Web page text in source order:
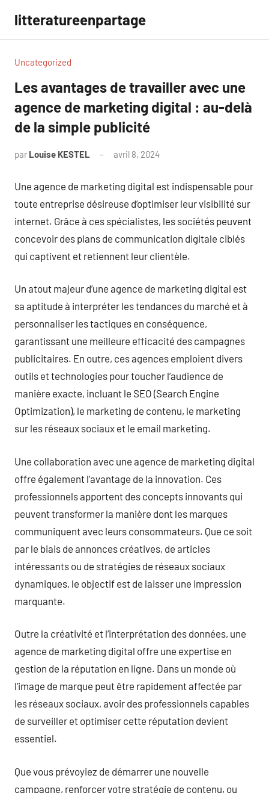
contenu
litteratureenpartage
Uncategorized
Les avantages de travailler avec une
agence de marketing digital : au-delà
de la simple publicité
par Louise KESTEL avril 8, 2024
Une agence de marketing digital est indispensable pour
toute entreprise désireuse d’optimiser leur visibilité sur
internet. Grâce à ces spécialistes, les sociétés peuvent
concevoir des plans de communication digitale ciblés
qui captivent et retiennent leur clientèle.
Un atout majeur d’une agence de marketing digital est
sa aptitude à interpréter les tendances du marché et à
personnaliser les tactiques en conséquence,
garantissant une meilleure efficacité des campagnes
publicitaires. En outre, ces agences emploient divers
outils et technologies pour toucher l’audience de
manière exacte, incluant le SEO (Search Engine
Optimization), le marketing de contenu, le marketing
sur les réseaux sociaux et le email marketing.
Une collaboration avec une agence de marketing digital
offre également l’avantage de la innovation. Ces
professionnels apportent des concepts innovants qui
peuvent transformer la manière dont les marques
communiquent avec leurs consommateurs. Que ce soit
par le biais de annonces créatives, de articles
intéressants ou de stratégies de réseaux sociaux
dynamiques, le objectif est de laisser une impression
marquante.
Outre la créativité et l’interprétation des données, une
agence de marketing digital offre une expertise en
gestion de la réputation en ligne. Dans un monde où
l’image de marque peut être rapidement affectée par
les réseaux sociaux, avoir des professionnels capables
de surveiller et optimiser cette réputation devient
essentiel.
Que vous prévoyiez de démarrer une nouvelle
campagne, renforcer votre stratégie de contenu, ou